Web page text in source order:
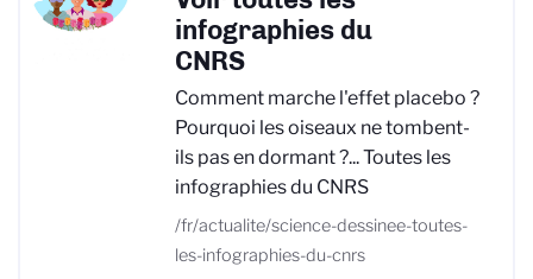
infographies du
CNRS
Comment marche l'effet placebo ?
Pourquoi les oiseaux ne tombent-
ils pas en dormant ?... Toutes les
infographies du CNRS
/fr/actualite/science-dessinee-toutes-
les-infographies-du-cnrs